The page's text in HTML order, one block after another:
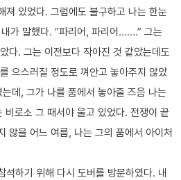
져 있었다. 그럼에도 불구하고 나는 한눈
가 말했다. “파리어, 파리어…….” 그는
다. 그는 이전보다 작아진 것 같았는데도
으스러질 정도로 껴안고 놓아주지 않았
데, 그가 나를 품에서 놓아줄 즈음 나는
비로소 그 때서야 울고 있었다. 전쟁이 끝
않을 어느 여름, 나는 그의 품에서 아이처
석하기 위해 다시 도버를 방문하였다. 내